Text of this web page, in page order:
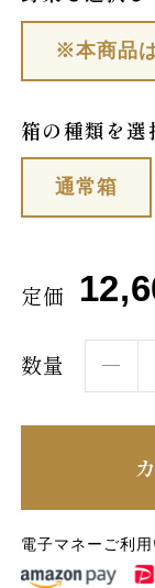
※本商品
箱の種類を選
通常箱
定価
数量
電子マネーご利用